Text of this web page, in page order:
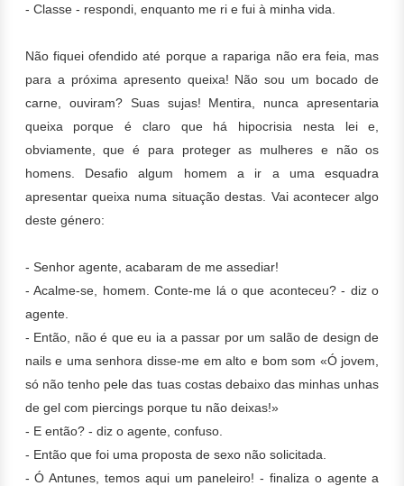
- Classe - respondi, enquanto me ri e fui à minha vida.
Não fiquei ofendido até porque a rapariga não era feia, mas
para a próxima apresento queixa! Não sou um bocado de
carne, ouviram? Suas sujas! Mentira, nunca apresentaria
queixa porque é claro que há hipocrisia nesta lei e,
obviamente, que é para proteger as mulheres e não os
homens. Desafio algum homem a ir a uma esquadra
apresentar queixa numa situação destas. Vai acontecer algo
deste género:
- Senhor agente, acabaram de me assediar!
- Acalme-se, homem. Conte-me lá o que aconteceu? - diz o
agente.
- Então, não é que eu ia a passar por um salão de design de
nails e uma senhora disse-me em alto e bom som «Ó jovem,
só não tenho pele das tuas costas debaixo das minhas unhas
de gel com piercings porque tu não deixas!»
- E então? - diz o agente, confuso.
- Então que foi uma proposta de sexo não solicitada.
- Ó Antunes, temos aqui um paneleiro! - finaliza o agente a